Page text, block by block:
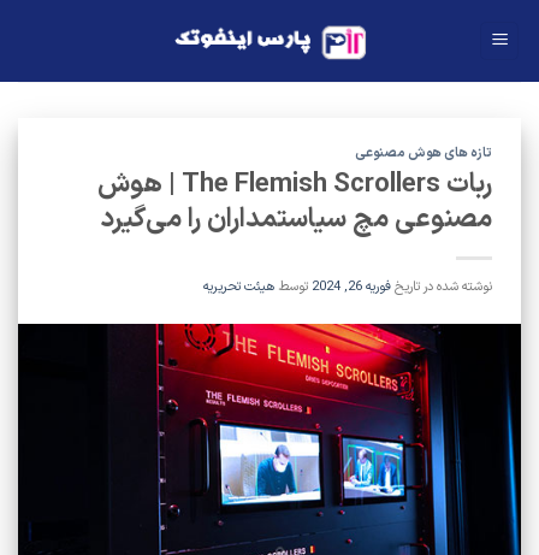
تازه های هوش مصنوعی
ربات The Flemish Scrollers | هوش
مصنوعی مچ سیاستمداران را می‌گیرد
نوشته شده در تاریخفوریه 26, 2024 توسط هیئت تحریریه